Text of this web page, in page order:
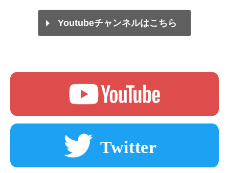
Youtubeチャンネルはこちら